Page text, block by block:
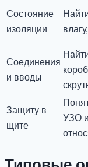
Состояние
изоляции
Соединения
и вводы
Защиту в
щите
УЗО